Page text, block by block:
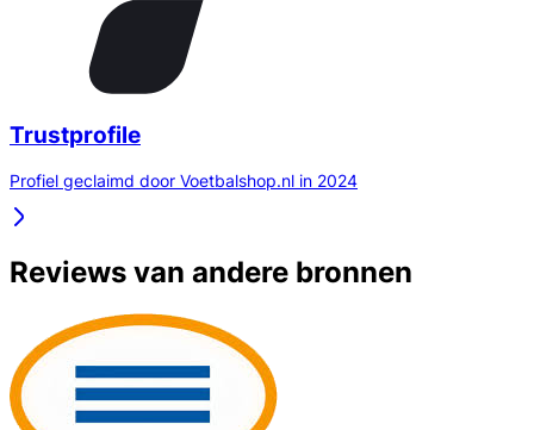
Trustprofile
Profiel geclaimd door Voetbalshop.nl in 2024
Reviews van andere bronnen